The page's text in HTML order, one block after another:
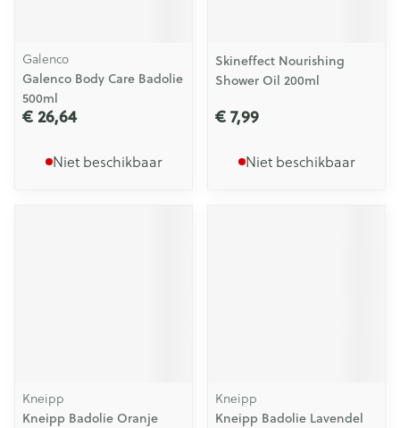
Galenco
Galenco Body Care Badolie
500ml
€ 26,64
Niet beschikbaar
Skineffect Nourishing
Shower Oil 200ml
€ 7,99
Niet beschikbaar
Kneipp
Kneipp Badolie Oranje
Kneipp
Kneipp Badolie Lavendel